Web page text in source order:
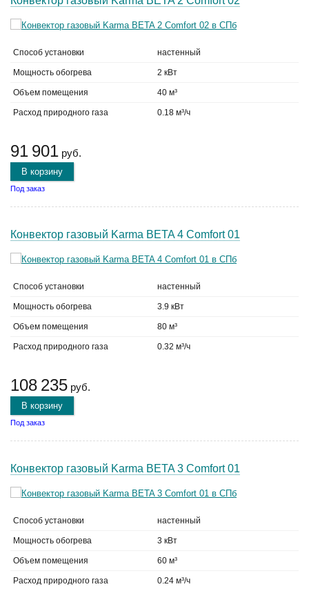
Способ установки настенный
Мощность обогрева 2 кВт
Объем помещения 40 м³
Расход природного газа 0.18 м³/ч
91 901 руб.
В корзину
Под заказ
Конвектор газовый Karma BETA 4 Comfort 01
Способ установки настенный
Мощность обогрева 3.9 кВт
Объем помещения 80 м³
Расход природного газа 0.32 м³/ч
108 235 руб.
В корзину
Под заказ
Конвектор газовый Karma BETA 3 Comfort 01
Способ установки настенный
Мощность обогрева 3 кВт
Объем помещения 60 м³
Расход природного газа 0.24 м³/ч